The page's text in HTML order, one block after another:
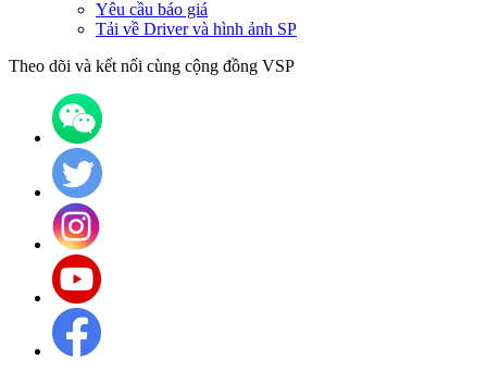
Yêu cầu báo giá
Tải về Driver và hình ảnh SP
Theo dõi và kết nối cùng cộng đồng VSP